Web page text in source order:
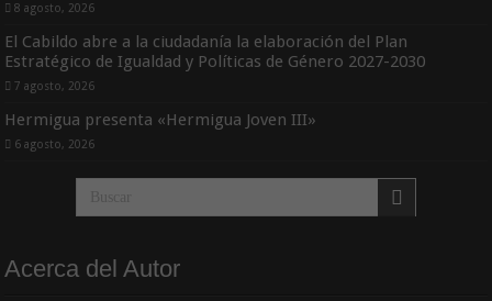
8 agosto, 2026
El Cabildo abre a la ciudadanía la elaboración del Plan
Estratégico de Igualdad y Políticas de Género 2027-2030
7 agosto, 2026
Hermigua presenta «Hermigua Joven III»
6 agosto, 2026
Acerca del Autor